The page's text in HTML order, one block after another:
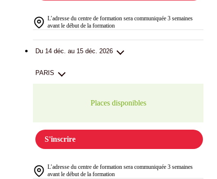
L’adresse du centre de formation sera communiquée 3 semaines
avant le début de la formation
Du 14 déc. au 15 déc. 2026
PARIS
Places disponibles
S'inscrire
L’adresse du centre de formation sera communiquée 3 semaines
avant le début de la formation